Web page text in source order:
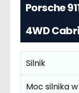
Porsche
4WD
Silnik
Moc silnika